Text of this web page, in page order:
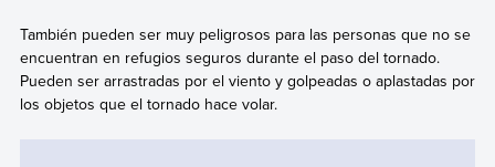
También pueden ser muy peligrosos para las personas que no se
encuentran en refugios seguros durante el paso del tornado.
Pueden ser arrastradas por el viento y golpeadas o aplastadas por
los objetos que el tornado hace volar.